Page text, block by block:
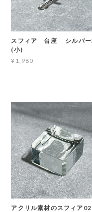
スフィア 台座 シルバー
(小)
¥1,980
アクリル素材のスフィア